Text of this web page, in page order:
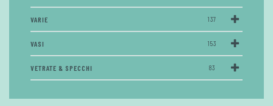
VARIE 137
VASI 153
VETRATE & SPECCHI 83